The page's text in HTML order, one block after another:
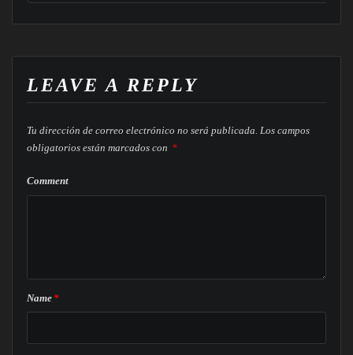
LEAVE A REPLY
Tu dirección de correo electrónico no será publicada. Los campos
obligatorios están marcados con *
Comment
Name *